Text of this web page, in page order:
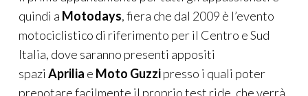
quindi a Motodays
, fiera che dal 2009 è l’evento
motociclistico di riferimento per il Centro e Sud
Italia, dove saranno presenti appositi
spazi Aprilia Moto Guzzi presso i quali poter
prenotare facilmente il proprio test ride, che verrà